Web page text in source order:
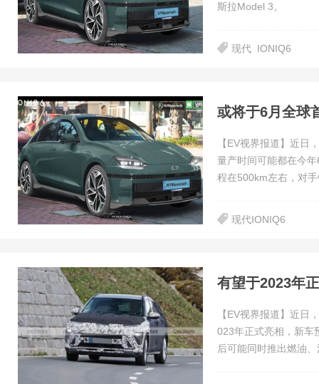
斯拉Model 3。
现代 IONIQ6
或将于6月全球
【EV视界报道】近日
量产时间可能都在今
程在500km左右，对
现代IONIQ6
有望于2023年
【EV视界报道】近日
023年正式亮相，新车
后可能同时推出燃油